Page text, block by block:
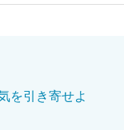
を引き寄せよ